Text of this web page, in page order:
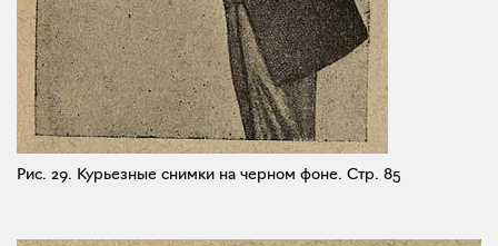
Рис. 29. Курьезные снимки на черном фоне. Стр. 85